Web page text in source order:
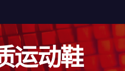
运动鞋